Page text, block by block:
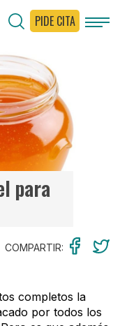
PIDE CITA
para
COMPARTIR:
completos la
por todos los